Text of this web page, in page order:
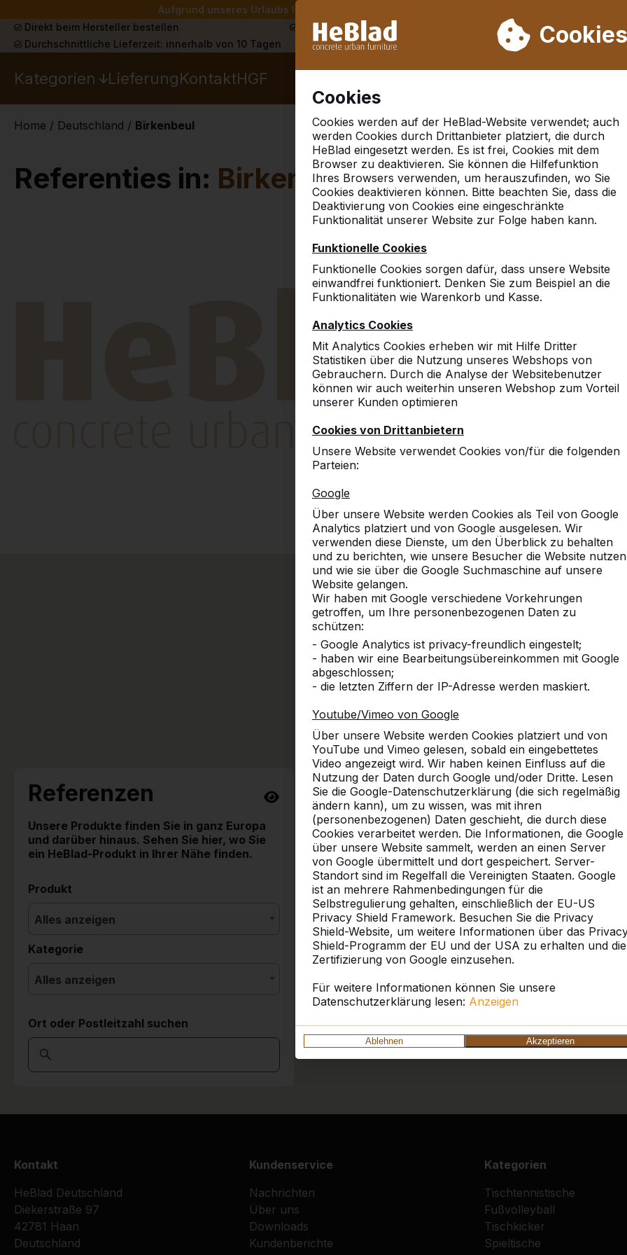
Aufgrund unseres Urlaubs liefern wir von Woche 31 bis Woche 33 nicht. Bitte
Cookies
Cookies
Cookies werden auf der HeBlad-Website verwendet; auch
werden Cookies durch Drittanbieter platziert, die durch
HeBlad eingesetzt werden. Es ist frei, Cookies mit dem
Browser zu deaktivieren. Sie können die Hilfefunktion
Ihres Browsers verwenden, um herauszufinden, wo Sie
Cookies deaktivieren können. Bitte beachten Sie, dass die
Deaktivierung von Cookies eine eingeschränkte
Funktionalität unserer Website zur Folge haben kann.
Funktionelle Cookies
Funktionelle Cookies sorgen dafür, dass unsere Website
einwandfrei funktioniert. Denken Sie zum Beispiel an die
Funktionalitäten wie Warenkorb und Kasse.
Analytics Cookies
Mit Analytics Cookies erheben wir mit Hilfe Dritter
Statistiken über die Nutzung unseres Webshops von
Gebrauchern. Durch die Analyse der Websitebenutzer
können wir auch weiterhin unseren Webshop zum Vorteil
unserer Kunden optimieren
Cookies von Drittanbietern
Unsere Website verwendet Cookies von/für die folgenden
Parteien:
Google
Über unsere Website werden Cookies als Teil von Google
Analytics platziert und von Google ausgelesen. Wir
verwenden diese Dienste, um den Überblick zu behalten
und zu berichten, wie unsere Besucher die Website nutzen
und wie sie über die Google Suchmaschine auf unsere
Website gelangen.
Wir haben mit Google verschiedene Vorkehrungen
getroffen, um Ihre personenbezogenen Daten zu
schützen:
- Google Analytics ist privacy-freundlich eingestelt;
- haben wir eine Bearbeitungsübereinkommen mit Google
abgeschlossen;
- die letzten Ziffern der IP-Adresse werden maskiert.
Youtube/Vimeo von Google
Über unsere Website werden Cookies platziert und von
YouTube und Vimeo gelesen, sobald ein eingebettetes
Video angezeigt wird. Wir haben keinen Einfluss auf die
Nutzung der Daten durch Google und/oder Dritte. Lesen
Sie die Google-Datenschutzerklärung (die sich regelmäßig
ändern kann), um zu wissen, was mit ihren
(personenbezogenen) Daten geschieht, die durch diese
Cookies verarbeitet werden. Die Informationen, die Google
über unsere Website sammelt, werden an einen Server
von Google übermittelt und dort gespeichert. Server-
Standort sind im Regelfall die Vereinigten Staaten. Google
ist an mehrere Rahmenbedingungen für die
Selbstregulierung gehalten, einschließlich der EU-US
Privacy Shield Framework. Besuchen Sie die Privacy
Shield-Website, um weitere Informationen über das
Shield-Programm der EU und der USA zu erhalten und die
Zertifizierung von Google einzusehen.
Für weitere Informationen können Sie unsere
Datenschutzerklärung lesen: Anzeigen
Ablehnen Akzeptieren
Direkt beim Hersteller bestellen
Schon mehr als 30.000 Produkten verkauft
Durchschnittliche Lieferzeit: innerhalb von 10 Tagen
Kategorien LieferungKontaktHGF
Home / Deutschland / Birkenbeul
Referenties in: Birkenbeul
mit der Qualität.
Referenzen
Unsere Produkte finden Sie in ganz Europa
und darüber hinaus. Sehen Sie hier, wo Sie
ein HeBlad-Produkt in Ihrer Nähe finden.
Produkt
Alles anzeigen
Kategorie
Alles anzeigen
Ort oder Postleitzahl suchen
Kontakt
HeBlad Deutschland
Diekerstraße 97
42781 Haan
Deutschland
Kundenservice
Nachrichten
Über uns
Downloads
Kundenberichte
Kategorien
Tischtennistische
Fußvolleyball
Tischkicker
Spieltische